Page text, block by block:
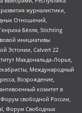
журналистики,
Отношений,
Бёлля, Stichting
инициативы
Эстонии, Calvert 22
Макдональда-Лорье,
Международный
Возрождение,
комитет в
свободной России,
Форум Свободных